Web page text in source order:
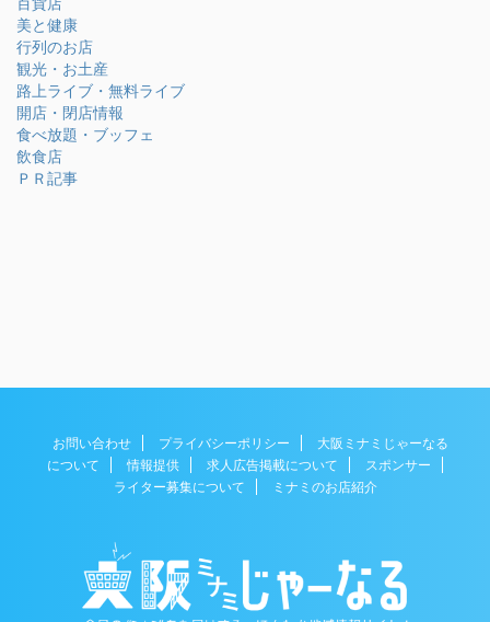
美と健康
行列のお店
観光・お土産
路上ライブ・無料ライブ
開店・閉店情報
食べ放題・ブッフェ
飲食店
ＰＲ記事
お問い合わせ プライバシーポリシー
大阪ミナミじゃーなる
について
情報提供 求人広告掲載について
スポンサー
ライター募集について
ミナミのお店紹介